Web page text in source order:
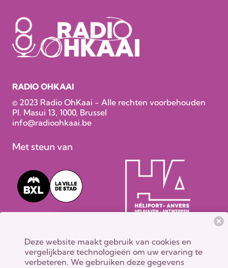
Deze website maakt gebruik van cookies en
vergelijkbare technologieën om uw ervaring te
verbeteren. We gebruiken deze gegevens
RADIO OHKAAI
© 2023 Radio OhKaai - Alle rechten voorbehouden
Pl. Masui 13, 1000, Brussel
info@radioohkaai.be
Met steun van